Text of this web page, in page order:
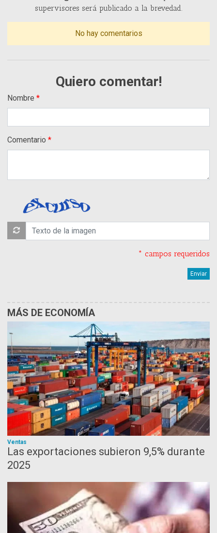
supervisores será publicado a la brevedad.
No hay comentarios
Quiero comentar!
Nombre
Comentario
* campos requeridos
MÁS DE ECONOMÍA
Ventas
Las exportaciones subieron 9,5% durante
2025